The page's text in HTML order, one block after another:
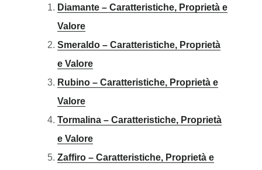
Diamante – Caratteristiche, Proprietà e
Valore
Smeraldo – Caratteristiche, Proprietà
e Valore
Rubino – Caratteristiche, Proprietà e
Valore
Tormalina – Caratteristiche, Proprietà
e Valore
Zaffiro – Caratteristiche, Proprietà e